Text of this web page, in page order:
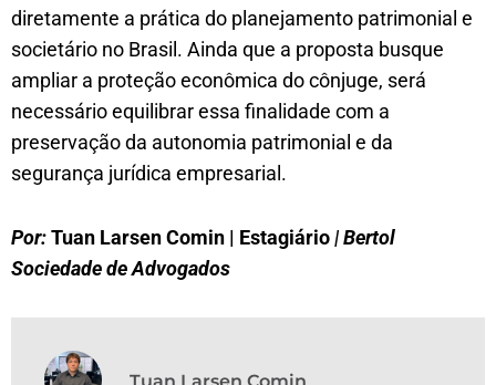
diretamente a prática do planejamento patrimonial e
societário no Brasil. Ainda que a proposta busque
ampliar a proteção econômica do cônjuge, será
necessário equilibrar essa finalidade com a
preservação da autonomia patrimonial e da
segurança jurídica empresarial.
Por:Tuan Larsen Comin | Estagiário| Bertol
Sociedade de Advogados
Tuan Larsen Comin